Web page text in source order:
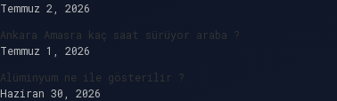
Temmuz 2, 2026
Ankara Amasra kaç saat sürüyor araba ?
Temmuz 1, 2026
Alüminyum ne ile gösterilir ?
Haziran 30, 2026